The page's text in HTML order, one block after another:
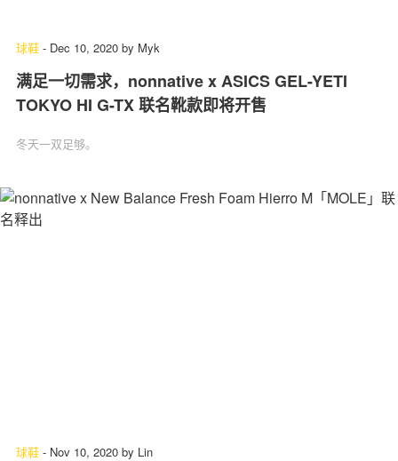
球鞋 - Dec 10, 2020 by Myk
满足一切需求，nonnative x ASICS GEL-YETI
TOKYO HI G-TX 联名靴款即将开售
冬天一双足够。
球鞋 - Nov 10, 2020 by Lin